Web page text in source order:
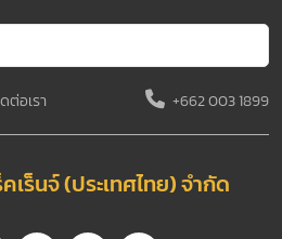
ต่อเรา +662 003 1899
ร็นจ์ (ประเทศไทย) จำกัด